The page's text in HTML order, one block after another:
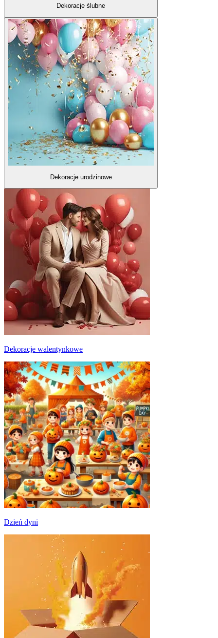
Dekoracje ślubne
Dekoracje urodzinowe
Dekoracje walentynkowe
Dzień dyni